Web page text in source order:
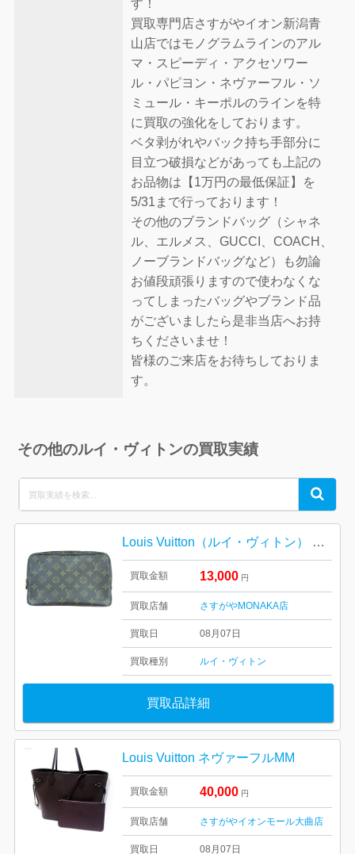
す！
買取専門店さすがやイオン新潟青
山店ではモノグラムラインのアル
マ・スピーディ・アクセソワー
ル・パピヨン・ネヴァーフル・ソ
ミュール・キーポルのラインを特
に買取の強化をしております。
ベタ剥がれやバック持ち手部分に
目立つ破損などがあっても上記の
お品物は【1万円の最低保証】を
5/31まで行っております！
その他のブランドバッグ（シャネ
ル、エルメス、GUCCI、COACH、
ノーブランドバッグなど）も勿論
お値段頑張りますので使わなくな
ってしまったバッグやブランド品
がございましたら是非当店へお持
ちくださいませ！
皆様のご来店をお待ちしておりま
す。
その他のルイ・ヴィトンの買取実績
for:
Search
Louis Vuitton（ルイ・ヴィトン） モノグラム ポーチ
買取金額 13,000 円
買取店舗 さすがやMONAKA店
買取日 08月07日
買取種別 ルイ・ヴィトン
買取品詳細
Louis Vuitton ネヴァーフルMM
買取金額 40,000 円
買取店舗 さすがやイオンモール大曲店
買取日 08月07日